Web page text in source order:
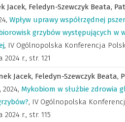
Jacek, Feledyn-Szewczyk Beata,
, Wpływ uprawy współrzędnej
grzybów występujących w
, IV Ogólnopolska Konferencja
2024 r., str. 121
Jacek, Feledyn-Szewczyk Beata,
2024, Mykobiom w służbie zdrowia
, IV Ogólnopolska
2024 r., str. 115